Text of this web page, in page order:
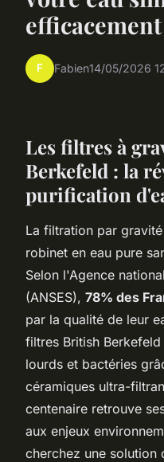
efficacement
F Fabien14/05/2026
Les filtres à
Berkefeld : la
purification
La filtration par
robinet en eau pure
Selon l'Agence
(ANSES), 78% des
par la qualité de leur
filtres British
lourds et bactéries
céramiques ultra-
centenaire retrouve
aux enjeux
cherchez une solution